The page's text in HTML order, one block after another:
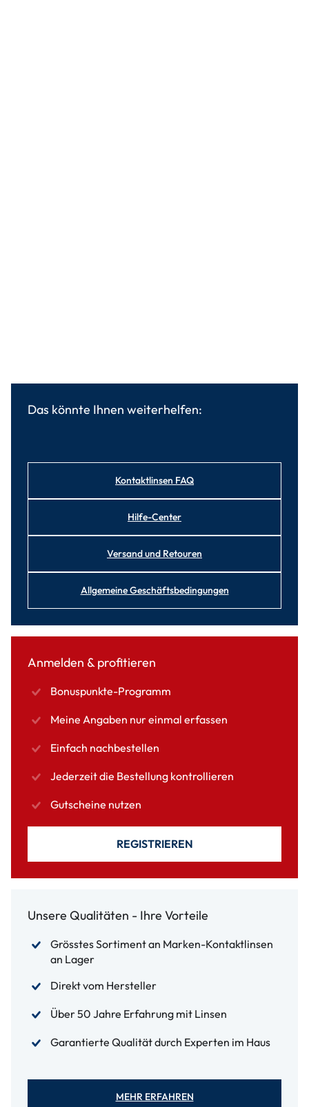
Das könnte Ihnen weiterhelfen:
Kontaktlinsen FAQ
Hilfe-Center
Versand und Retouren
Allgemeine Geschäftsbedingungen
Anmelden & profitieren
Bonuspunkte-Programm
Meine Angaben nur einmal erfassen
Einfach nachbestellen
Jederzeit die Bestellung kontrollieren
Gutscheine nutzen
REGISTRIEREN
Unsere Qualitäten - Ihre Vorteile
Grösstes Sortiment an Marken-Kontaktlinsen
an Lager
Direkt vom Hersteller
Über 50 Jahre Erfahrung mit Linsen
Garantierte Qualität durch Experten im Haus
MEHR ERFAHREN